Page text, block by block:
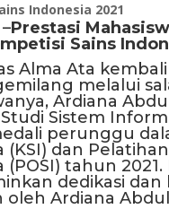
Indonesia 2021
–Prestasi
Sains
Alma Ata
melalui
Ardiana
Sistem
perunggu
(KSI) dan
(POSI) tahun 2021.
dedikasi dan
oleh Ardiana